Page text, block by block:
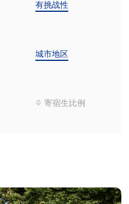
有挑战性
城市地区
寄宿生比例